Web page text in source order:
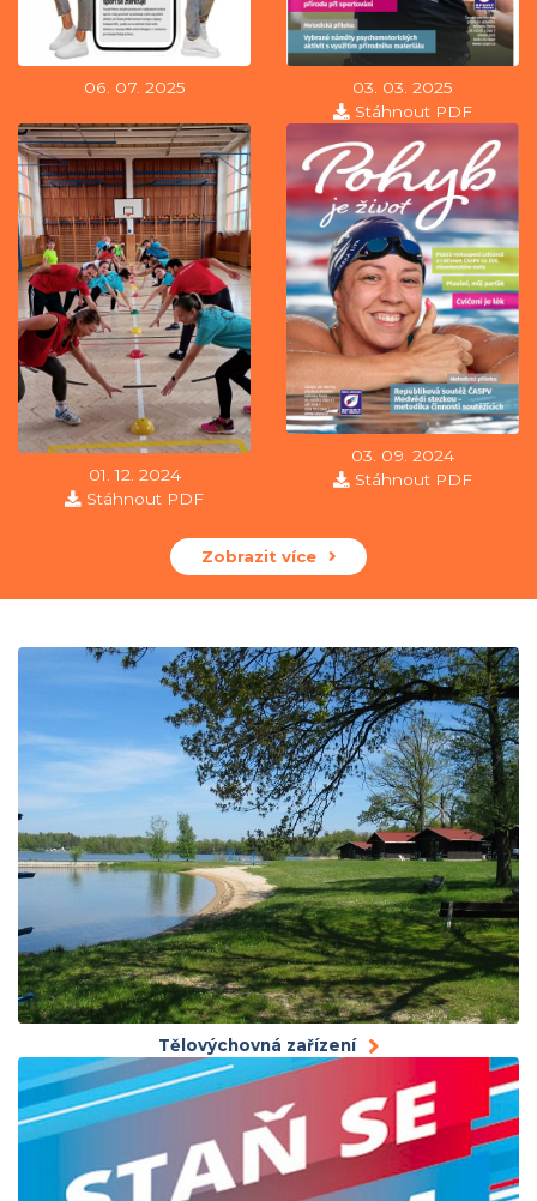
06. 07. 2025
03. 03. 2025
Stáhnout PDF
01. 12. 2024
Stáhnout PDF
03. 09. 2024
Stáhnout PDF
Zobrazit více
Tělovýchovná zařízení